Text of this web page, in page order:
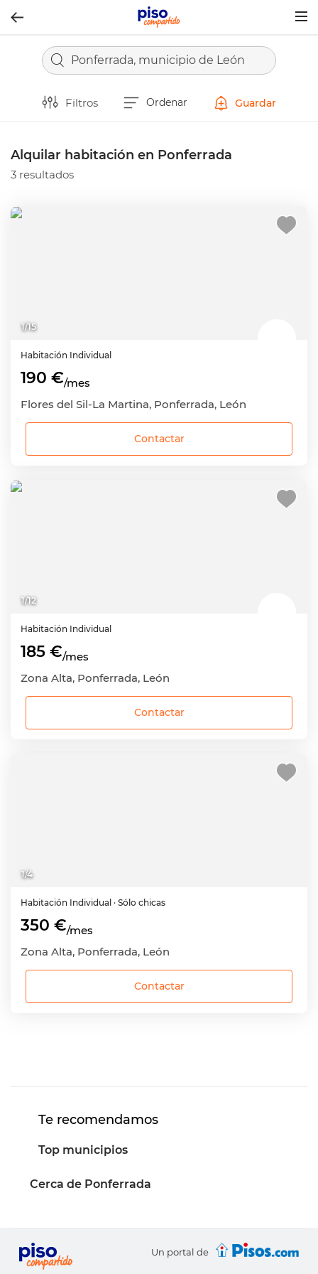
Ponferrada, municipio de León
Filtros Ordenar Guardar
Alquilar habitación en Ponferrada
3 resultados
1/15
Habitación Individual
190 €/mes
Flores del Sil-La Martina, Ponferrada, León
Contactar
1/12
Habitación Individual
185 €/mes
Zona Alta, Ponferrada, León
Contactar
1/4
Habitación Individual · Sólo chicas
350 €/mes
Zona Alta, Ponferrada, León
Contactar
Te recomendamos
Top municipios
Cerca de Ponferrada
Un portal de